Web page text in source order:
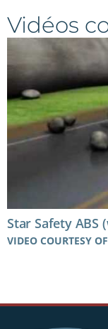
Vidéos
Star Safety ABS
VIDEO COURTESY